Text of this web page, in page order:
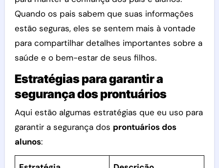
Quando os pais sabem que suas informações
estão seguras, eles se sentem mais à vontade
para compartilhar detalhes importantes sobre a
saúde e o bem-estar de seus filhos.
Estratégias para garantir a
segurança dos prontuários
Aqui estão algumas estratégias que eu uso para
garantir a segurança dos prontuários dos
alunos: